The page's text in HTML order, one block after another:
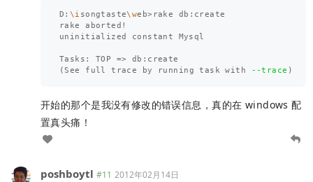
D: \i songtaste\web>rake db:create
rake aborted!
uninitialized constant Mysql
Tasks: TOP =>
(See full trace by running task with --trace )
开始的那个是我没有修改的错误信息，真的在 windows 配
置真头痛！
poshboytl #11 2012年02月14日